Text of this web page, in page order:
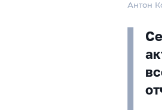
Антон